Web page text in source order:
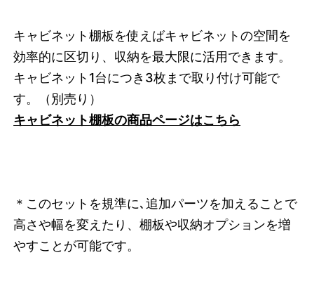
キャビネット棚板を使えばキャビネットの空間を
効率的に区切り、収納を最大限に活用できます。
キャビネット1台につき3枚まで取り付け可能で
す。
（別売り）
キャビネット棚板の商品ページはこちら
＊このセットを規準に､追加パーツを加えることで
高さや幅を変えたり、棚板や収納オプションを増
やすことが可能です。